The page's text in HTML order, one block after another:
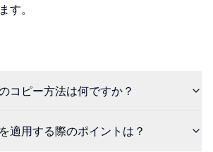
す。
コピー方法は何ですか？
適用する際のポイントは？